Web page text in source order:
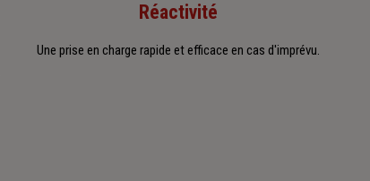
Réactivité
Une prise en charge rapide et efficace en cas d'imprévu.